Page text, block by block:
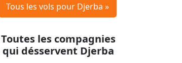
Tous les vols pour Djerba »
Toutes les compagnies
qui désservent Djerba